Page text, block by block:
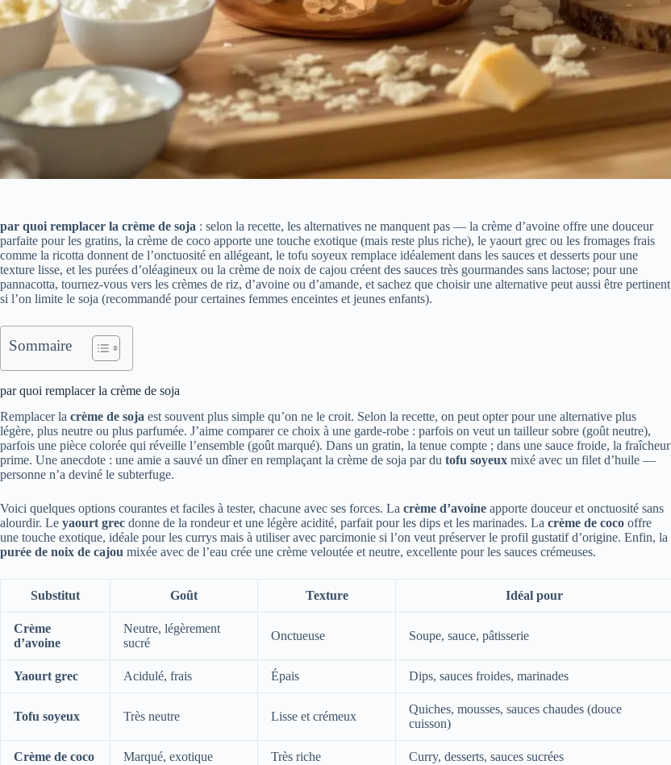
par quoi remplacer la crème de soja : selon la recette, les alternatives ne manquent pas — la crème d’avoine offre une douceur
parfaite pour les gratins, la crème de coco apporte une touche exotique (mais reste plus riche), le yaourt grec ou les fromages frais
comme la ricotta donnent de l’onctuosité en allégeant, le tofu soyeux remplace idéalement dans les sauces et desserts pour une
texture lisse, et les purées d’oléagineux ou la crème de noix de cajou créent des sauces très gourmandes sans lactose; pour une
pannacotta, tournez-vous vers les crèmes de riz, d’avoine ou d’amande, et sachez que choisir une alternative peut aussi être pertinent
si l’on limite le soja (recommandé pour certaines femmes enceintes et jeunes enfants).
Sommaire
par quoi remplacer la crème de soja
Remplacer la crème de soja est souvent plus simple qu’on ne le croit. Selon la recette, on peut opter pour une alternative plus
légère, plus neutre ou plus parfumée. J’aime comparer ce choix à une garde-robe : parfois on veut un tailleur sobre (goût neutre),
parfois une pièce colorée qui réveille l’ensemble (goût marqué). Dans un gratin, la tenue compte ; dans une sauce froide, la fraîcheur
prime. Une anecdote : une amie a sauvé un dîner en remplaçant la crème de soja par du tofu soyeux mixé avec un filet d’huile —
personne n’a deviné le subterfuge.
Voici quelques options courantes et faciles à tester, chacune avec ses forces. La crème d’avoine apporte douceur et onctuosité sans
alourdir. Le yaourt grec donne de la rondeur et une légère acidité, parfait pour les dips et les marinades. La crème de coco offre
une touche exotique, idéale pour les currys mais à utiliser avec parcimonie si l’on veut préserver le profil gustatif d’origine. Enfin, la
purée de noix de cajou mixée avec de l’eau crée une crème veloutée et neutre, excellente pour les sauces crémeuses.
Substitut Goût Texture Idéal pour
Crème
d’avoine
Neutre, légèrement
sucré
Onctueuse Soupe, sauce, pâtisserie
Yaourt grec Acidulé, frais Épais Dips, sauces froides, marinades
Tofu soyeux Très neutre Lisse et crémeux
Quiches, mousses, sauces chaudes (douce
cuisson)
Crème de coco Marqué, exotique Très riche Curry, desserts, sauces sucrées